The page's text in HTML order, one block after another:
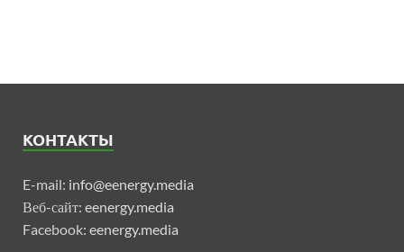
КОНТАКТЫ
E-mail: info@eenergy.media
Веб-сайт: eenergy.media
Facebook: eenergy.media